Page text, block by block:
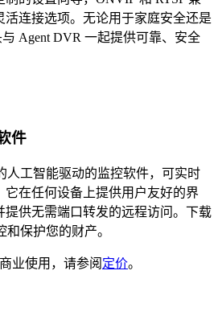
活连接选项。无论用于家庭安全还是
Agent DVR 一起提供可靠、安全
件
人工智能驱动的监控软件，可实时
在任何设备上提供用户友好的界
提供无需端口转发的远程访问。下载
保护您的财产。
业使用，请参阅 定价。